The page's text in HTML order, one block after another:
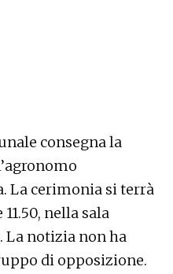
consegna la
La cerimonia si terrà
nella sala
notizia non ha
di opposizione.